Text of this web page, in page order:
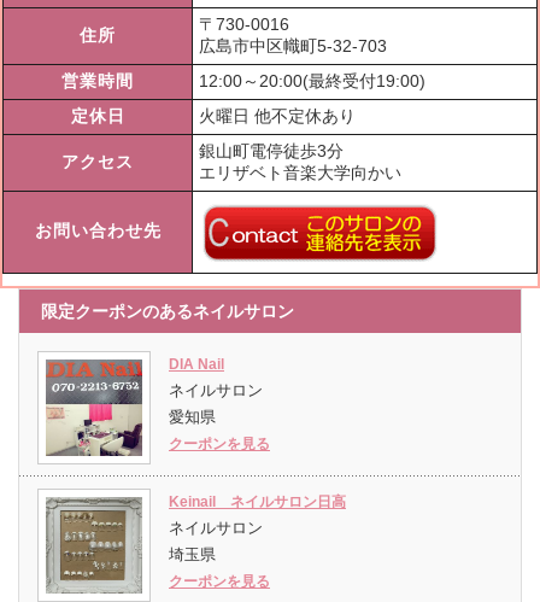
住所
〒 730-0016
広島市中区幟町5-32-703
営業時間
12:00～20:00(最終受付19:00)
定休日
火曜日 他不定休あり
アクセス
銀山町電停徒歩3分
エリザベト音楽大学向かい
お問い合わせ先
限定クーポンのあるネイルサロン
DIA Nail
ネイルサロン
愛知県
クーポンを見る
Keinail ネイルサロン日高
ネイルサロン
埼玉県
クーポンを見る